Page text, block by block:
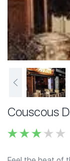
Couscous